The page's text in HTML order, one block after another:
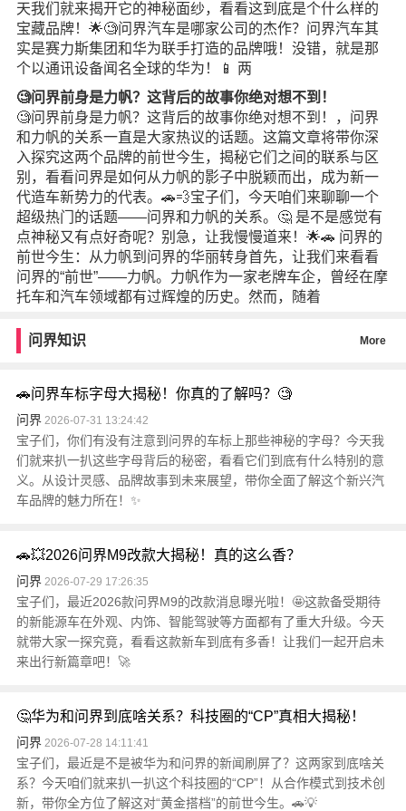
天我们就来揭开它的神秘面纱，看看这到底是个什么样的
宝藏品牌！🌟🧐问界汽车是哪家公司的杰作？问界汽车其
实是赛力斯集团和华为联手打造的品牌哦！没错，就是那
个以通讯设备闻名全球的华为！📱 两
🧐问界前身是力帆？这背后的故事你绝对想不到！
🧐问界前身是力帆？这背后的故事你绝对想不到！，问界
和力帆的关系一直是大家热议的话题。这篇文章将带你深
入探究这两个品牌的前世今生，揭秘它们之间的联系与区
别，看看问界是如何从力帆的影子中脱颖而出，成为新一
代造车新势力的代表。🚗💨宝子们，今天咱们来聊聊一个
超级热门的话题——问界和力帆的关系。🤔 是不是感觉有
点神秘又有点好奇呢？别急，让我慢慢道来！🌟🚗 问界的
前世今生：从力帆到问界的华丽转身首先，让我们来看看
问界的“前世”——力帆。力帆作为一家老牌车企，曾经在摩
托车和汽车领域都有过辉煌的历史。然而，随着
问界知识 More
🚗问界车标字母大揭秘！你真的了解吗？🧐
问界2026-07-31 13:24:42
宝子们，你们有没有注意到问界的车标上那些神秘的字母？今天我
们就来扒一扒这些字母背后的秘密，看看它们到底有什么特别的意
义。从设计灵感、品牌故事到未来展望，带你全面了解这个新兴汽
车品牌的魅力所在！✨
🚗💥2026问界M9改款大揭秘！真的这么香？
问界2026-07-29 17:26:35
宝子们，最近2026款问界M9的改款消息曝光啦！🤩这款备受期待
的新能源车在外观、内饰、智能驾驶等方面都有了重大升级。今天
就带大家一探究竟，看看这款新车到底有多香！让我们一起开启未
来出行新篇章吧！🚀
🤔华为和问界到底啥关系？科技圈的“CP”真相大揭秘！
问界2026-07-28 14:11:41
宝子们，最近是不是被华为和问界的新闻刷屏了？这两家到底啥关
系？今天咱们就来扒一扒这个科技圈的“CP”！从合作模式到技术创
新，带你全方位了解这对“黄金搭档”的前世今生。🚗💡